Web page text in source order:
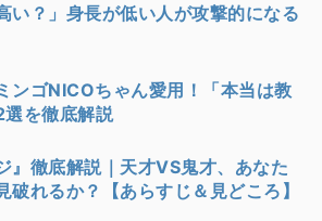
い？」身長が低い人が攻撃的になる
ンゴNICOちゃん愛用！「本当は教
選を徹底解説
』徹底解説｜天才VS鬼才、あなた
破れるか？【あらすじ＆見どころ】